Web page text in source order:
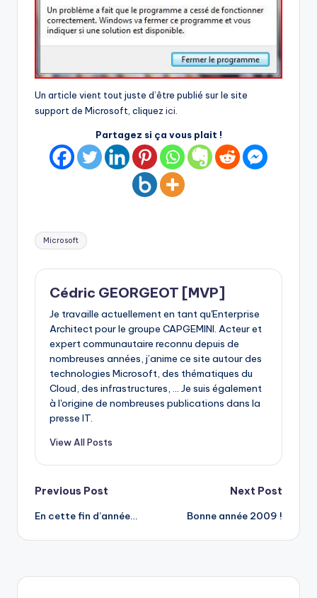
Un article vient tout juste d’être publié sur le site
support de Microsoft, cliquez ici
Partagez si ça vous plait !
Tags:
Microsoft
Cédric GEORGEOT [MVP]
Je travaille actuellement en tant qu'Enterprise
Architect pour le groupe CAPGEMINI. Acteur et
expert communautaire reconnu depuis de
nombreuses années, j’anime ce site autour des
technologies Microsoft, des thématiques du
Cloud, des infrastructures, ... Je suis également
à l'origine de nombreuses publications dans la
presse IT.
View All Posts
Post
navigation
Previous Post
En cette fin d’année…
Next Post
Bonne année 2009 !